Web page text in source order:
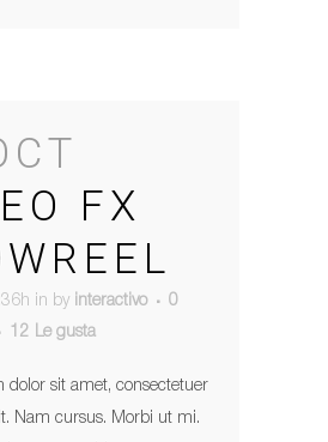
FX
in by interactivo
0
12 Le gusta
dolor sit amet, consectetuer
Nam cursus. Morbi ut mi.